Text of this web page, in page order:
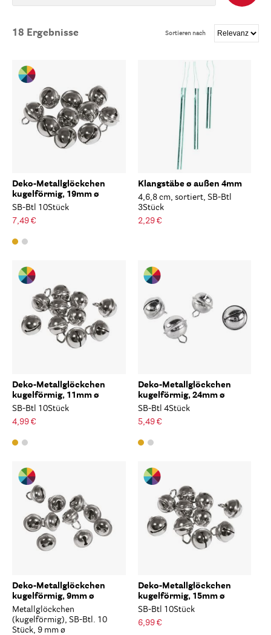
18 Ergebnisse Sortieren nach
Deko-Metallglöckchen
kugelförmig, 19mm ø
SB-Btl 10Stück
7,49 €
Klangstäbe ø außen 4mm
4,6,8 cm, sortiert, SB-Btl
3Stück
2,29 €
Deko-Metallglöckchen
kugelförmig, 11mm ø
SB-Btl 10Stück
4,99 €
Deko-Metallglöckchen
kugelförmig, 24mm ø
SB-Btl 4Stück
5,49 €
Deko-Metallglöckchen
kugelförmig, 9mm ø
Metallglöckchen
(kugelförmig), SB-Btl. 10
Stück, 9 mm ø
Deko-Metallglöckchen
kugelförmig, 15mm ø
SB-Btl 10Stück
6,99 €